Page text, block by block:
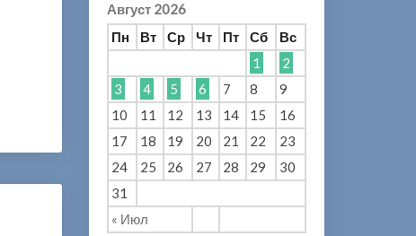
Август 2026
Пн
Вт Ср Чт Пт Сб Вс
« Июл
1
2
3
4 5 6 7 8
9
10
11 12 13 14 15
16
17
18 19 20 21 22
23
24
25 26 27 28 29
30
31